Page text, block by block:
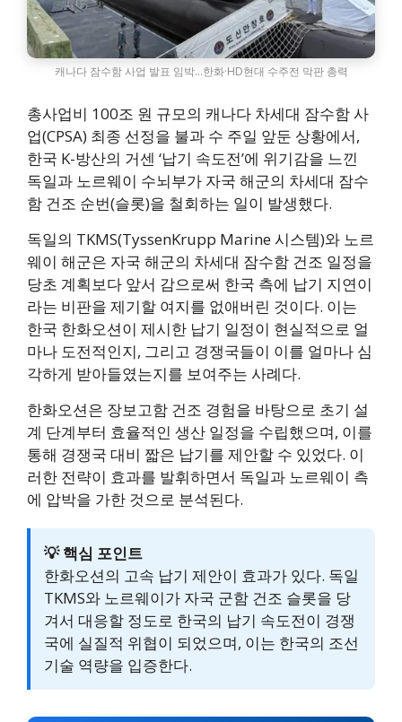
캐나다 잠수함 사업 발표 임박…한화·HD현대 수주전 막판 총력
총사업비 100조 원 규모의 캐나다 차세대 잠수함 사
업(CPSA) 최종 선정을 불과 수 주일 앞둔 상황에서,
한국 K-방산의 거센 ‘납기 속도전’에 위기감을 느낀
독일과 노르웨이 수뇌부가 자국 해군의 차세대 잠수
함 건조 순번(슬롯)을 철회하는 일이 발생했다.
독일의 TKMS(TyssenKrupp Marine 시스템)와 노르
웨이 해군은 자국 해군의 차세대 잠수함 건조 일정을
당초 계획보다 앞서 감으로써 한국 측에 납기 지연이
라는 비판을 제기할 여지를 없애버린 것이다. 이는
한국 한화오션이 제시한 납기 일정이 현실적으로 얼
마나 도전적인지, 그리고 경쟁국들이 이를 얼마나 심
각하게 받아들였는지를 보여주는 사례다.
한화오션은 장보고함 건조 경험을 바탕으로 초기 설
계 단계부터 효율적인 생산 일정을 수립했으며, 이를
통해 경쟁국 대비 짧은 납기를 제안할 수 있었다. 이
러한 전략이 효과를 발휘하면서 독일과 노르웨이 측
에 압박을 가한 것으로 분석된다.
💡 핵심 포인트
한화오션의 고속 납기 제안이 효과가 있다. 독일
TKMS와 노르웨이가 자국 군함 건조 슬롯을 당
겨서 대응할 정도로 한국의 납기 속도전이 경쟁
국에 실질적 위협이 되었으며, 이는 한국의 조선
기술 역량을 입증한다.